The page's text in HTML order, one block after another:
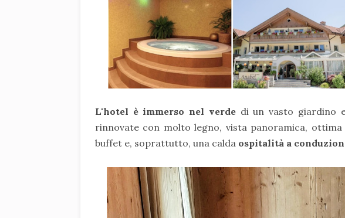
L'hotel è immerso nel verdedi un vasto giardino
rinnovate con molto legno, vista panoramica,
buffet e, soprattutto, una calda ospitalità a